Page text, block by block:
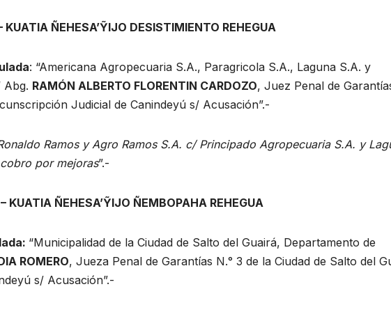
KUATIA ÑEHESA’ỸIJO DESISTIMIENTO REHEGUA
: “Americana Agropecuaria S.A., Paragricola S.A., Laguna S.A. y
Abg. RAMÓN ALBERTO FLORENTIN CARDOZO, Juez Penal de
Judicial de Canindeyú s/ Acusación”.-
Ramos y Agro Ramos S.A. c/ Principado Agropecuaria S.A. y
por mejoras”.-
– KUATIA ÑEHESA’ỸIJO ÑEMBOPAHA REHEGUA
“Municipalidad de la Ciudad de Salto del Guairá, Departamento de
ROMERO, Jueza Penal de Garantías N.° 3 de la Ciudad de Salto del
s/ Acusación”.-